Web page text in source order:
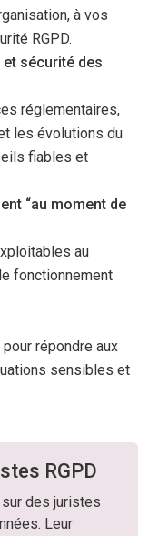
à vos
RGPD.
sécurité des
réglementaires,
les évolutions du
fiables et
“au moment de
au
fonctionnement
répondre aux
sensibles et
RGPD
sur des juristes
Leur